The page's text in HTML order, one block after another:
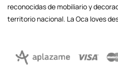
reconocidas de mobiliario y
territorio nacional. La Oca loves